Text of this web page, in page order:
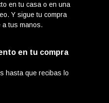
en tu casa o en una
Y sigue tu compra
a tus manos.
en tu compra
hasta que recibas lo